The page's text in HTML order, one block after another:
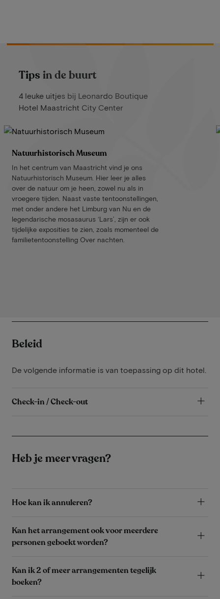
Tips in de buurt
4 leuke uitjes bij Leonardo Boutique
Hotel Maastricht City Center
Natuurhistorisch Museum
In het centrum van Maastricht vind je ons
Natuurhistorisch Museum. Hier leer je alles
over de natuur om je heen, zowel nu als in
vroegere tijden. Naast vaste tentoonstellingen,
met onder andere het Limburg van Nu en de
legendarische mosasaurus ‘Lars’, zijn er ook
tijdelijke exposities te zien, zoals momenteel de
familietentoonstelling Over nachten.
Beleid
De volgende informatie is van toepassing op dit hotel.
Check-in / Check-out
Heb je meer vragen?
Hoe kan ik annuleren?
Kan het arrangement ook voor meerdere
personen geboekt worden?
Kan ik 2 of meer arrangementen tegelijk
boeken?